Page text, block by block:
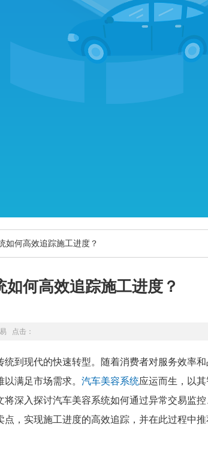
如何高效追踪施工进度？
何高效追踪施工进度？
点击：
到现代的快速转型。随着消费者对服务效率和
满足市场需求。 汽车美容系统应运而生，以其
深入探讨汽车美容系统如何通过异常交易监控
，实现施工进度的高效追踪，并在此过程中推